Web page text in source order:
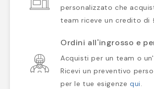
personalizzato che
team riceve un credito di
Ordini all'ingrosso e
Acquisti per un team o
Ricevi un preventivo
per le tue esigenze qui.